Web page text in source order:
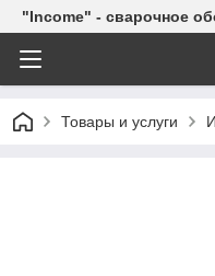
"Income" - сварочное
Товары и услуги